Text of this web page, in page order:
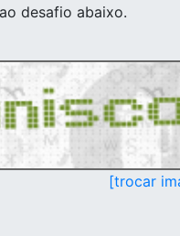
desafio abaixo.
[trocar